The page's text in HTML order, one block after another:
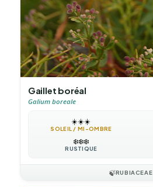
Gaillet boréal
Galium boreale
☀️☀️☀️
SOLEIL / MI-OMBRE
❄️❄️❄️
RUSTIQUE
🍃RUBIACEAE